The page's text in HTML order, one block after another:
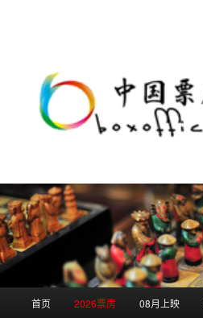
首页 2026票房 08月上映